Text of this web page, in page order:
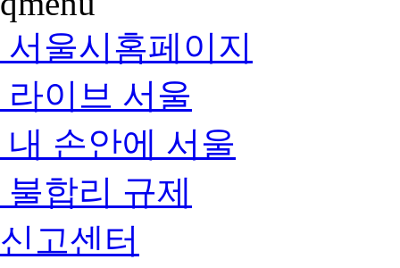
서울시홈페이지
라이브 서울
내 손안에 서울
불합리 규제
신고센터